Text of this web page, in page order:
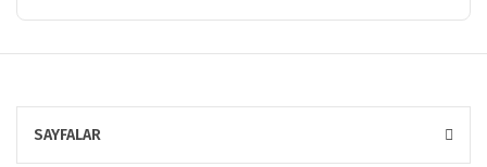
SAYFALAR